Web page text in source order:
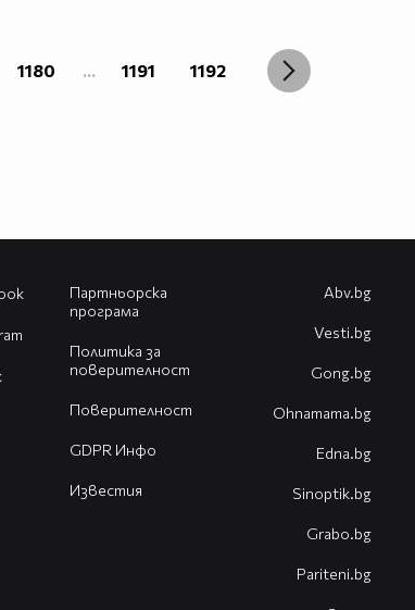
1180 ... 1191 1192
Партньорска
програма
Политика за
поверителност
Поверителност
GDPR Инфо
Известия
Abv.bg
Vesti.bg
Gong.bg
Оhnamama.bg
Edna.bg
Sinoptik.bg
Grabo.bg
Pariteni.bg